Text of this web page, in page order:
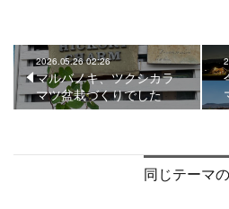
2026.05.26 02:26
マルバノキ、ツクシカラ
マツ盆栽づくりでした
同じテーマ